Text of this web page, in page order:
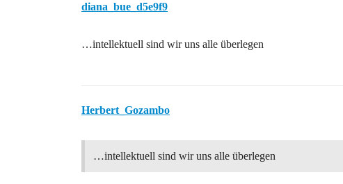
diana_bue_d5e9f9
…intellektuell sind wir uns alle überlegen
Herbert_Gozambo
…intellektuell sind wir uns alle überlegen